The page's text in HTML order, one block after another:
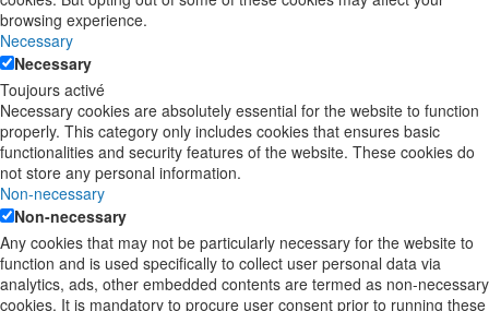
browsing experience.
Necessary
Necessary
Toujours activé
Necessary cookies are absolutely essential for the website to function
properly. This category only includes cookies that ensures basic
functionalities and security features of the website. These cookies do
not store any personal information.
Non-necessary
Non-necessary
Any cookies that may not be particularly necessary for the website to
function and is used specifically to collect user personal data via
analytics, ads, other embedded contents are termed as non-necessary
cookies. It is mandatory to procure user consent prior to running these